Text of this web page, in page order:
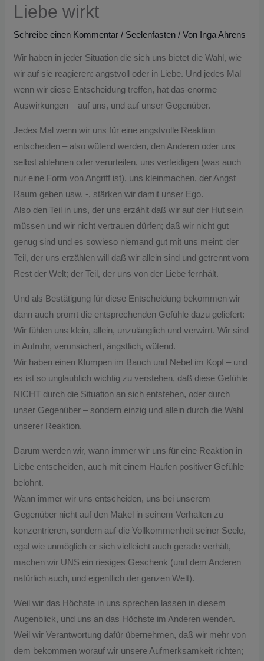
Liebe wirkt
Schreibe einen Kommentar / Seelenfasten / Von Inga Ahrens
Wir haben in jeder Situation die sich uns bietet die Wahl, wie
wir auf sie reagieren: angstvoll oder in Liebe. Und jedes Mal
wenn wir diese Entscheidung treffen, hat das enorme
Auswirkungen – auf uns, und auf unser Gegenüber.
Jedes Mal wenn wir uns für eine angstvolle Reaktion
entscheiden – also wütend werden, den Anderen oder uns
selbst ablehnen oder verurteilen, uns verteidigen (was auch
nur eine Form von Angriff ist), uns kleinmachen, der Angst
Raum geben usw. -, stärken wir damit unser Ego.
Also den Teil in uns, der uns erzählt daß wir auf der Hut sein
müssen und wir nicht vertrauen dürfen; daß wir nicht gut
genug sind und es sowieso niemand gut mit uns meint; der
Teil, der uns erzählen will daß wir allein sind und getrennt vom
Rest der Welt; der Teil, der uns von der Liebe fernhält.
Und als Bestätigung für diese Entscheidung bekommen wir
dann auch promt die entsprechenden Gefühle dazu geliefert:
Wir fühlen uns klein, allein, unzulänglich und verwirrt. Wir sind
in Aufruhr, verunsichert, ängstlich, wütend.
Wir haben einen Klumpen im Bauch und Nebel im Kopf – und
es ist so unglaublich wichtig zu verstehen, daß diese Gefühle
NICHT durch die Situation an sich entstehen, oder durch
unser Gegenüber – sondern einzig und allein durch die Wahl
unserer Reaktion.
Darum werden wir, wann immer wir uns für eine Reaktion in
Liebe entscheiden, auch mit einem Haufen positiver Gefühle
belohnt.
Wann immer wir uns entscheiden, uns bei unserem
Gegenüber nicht auf den Makel in seinem Verhalten zu
konzentrieren, sondern auf die Vollkommenheit seiner Seele,
egal wie unmöglich er sich vielleicht auch gerade verhält,
machen wir UNS ein riesiges Geschenk (und dem Anderen
natürlich auch, und eigentlich der ganzen Welt).
Weil wir das Höchste in uns sprechen lassen in diesem
Augenblick, und uns an das Höchste im Anderen wenden.
Weil wir Verantwortung dafür übernehmen, daß wir mehr von
dem bekommen worauf wir unsere Aufmerksamkeit richten;